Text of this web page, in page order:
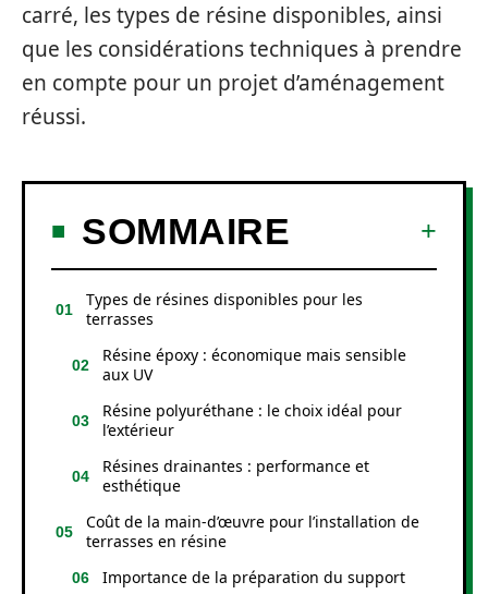
carré, les types de résine disponibles, ainsi
que les considérations techniques à prendre
en compte pour un projet d’aménagement
réussi.
SOMMAIRE
Types de résines disponibles pour les
terrasses
Résine époxy : économique mais sensible
aux UV
Résine polyuréthane : le choix idéal pour
l’extérieur
Résines drainantes : performance et
esthétique
Coût de la main-d’œuvre pour l’installation de
terrasses en résine
Importance de la préparation du support